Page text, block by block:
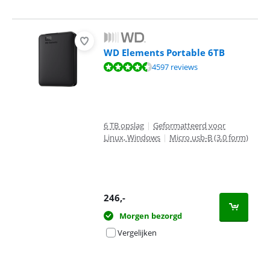
WD Elements Portable 6TB
Beoordeling is 9,2 van de 10, gebaseerd op 4597 reviews.
4597 reviews
6 TB opslag | Geformatteerd voor
Linux, Windows | Micro usb-B (3.0 form)
246,-
Morgen bezorgd
Vergelijken